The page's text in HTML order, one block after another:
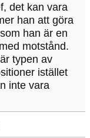
det kan vara
han att göra
han är en
motstånd.
typen av
istället
inte vara